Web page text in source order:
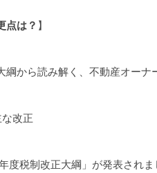
点は？ 】
から読み解く、不動産オーナ
改正
度税制改正大綱」が発表され